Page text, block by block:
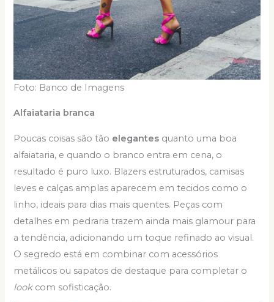
Foto: Banco de Imagens
Alfaiataria branca
Poucas coisas são tão elegantes quanto uma boa
alfaiataria, e quando o branco entra em cena, o
resultado é puro luxo. Blazers estruturados, camisas
leves e calças amplas aparecem em tecidos como o
linho, ideais para dias mais quentes. Peças com
detalhes em pedraria trazem ainda mais glamour para
a tendência, adicionando um toque refinado ao visual.
O segredo está em combinar com acessórios
metálicos ou sapatos de destaque para completar o
look com sofisticação.